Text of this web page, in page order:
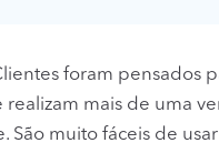
foram pensados
realizam mais de uma
São muito fáceis de